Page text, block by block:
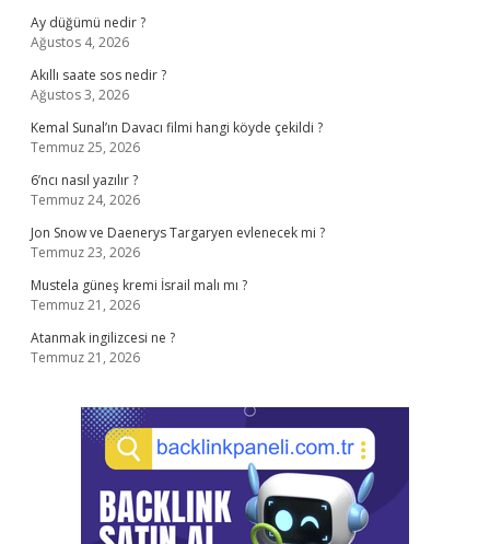
Ay düğümü nedir ?
Ağustos 4, 2026
Akıllı saate sos nedir ?
Ağustos 3, 2026
Kemal Sunal’ın Davacı filmi hangi köyde çekildi ?
Temmuz 25, 2026
6’ncı nasıl yazılır ?
Temmuz 24, 2026
Jon Snow ve Daenerys Targaryen evlenecek mi ?
Temmuz 23, 2026
Mustela güneş kremi İsrail malı mı ?
Temmuz 21, 2026
Atanmak ingilizcesi ne ?
Temmuz 21, 2026